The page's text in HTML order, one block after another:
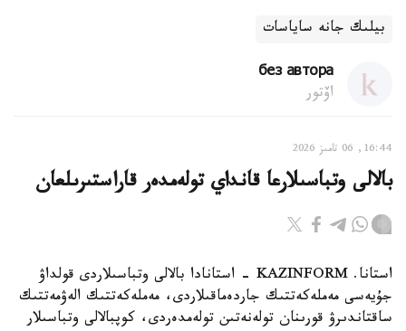
بيلىك جانە ساياسات
без автора
اۆتور
16:44, 06 تامىز 2026
بالالى وتباسىلارعا قانداي تولەمدەر قاراستىرىلعان
استانا. KAZINFORM - استانادا بالالى وتباسىلاردى قولداۋ
جۇيەسى مەملەكەتتىك جاردەماقىلاردى، مەملەكەتتىك الەۋمەتتىك
ساقتاندىرۋ قورىنان تولەنەتىن تولەمدەردى، كوپبالالى وتباسىلار